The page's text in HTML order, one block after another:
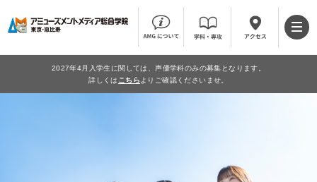
2027年4月入学生に関しては、声優学科のみの募集となります。
詳しくは こちら よりご確認くださいませ。